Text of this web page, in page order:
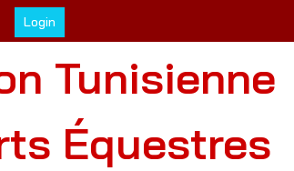
Login
Tunisienne
Équestres